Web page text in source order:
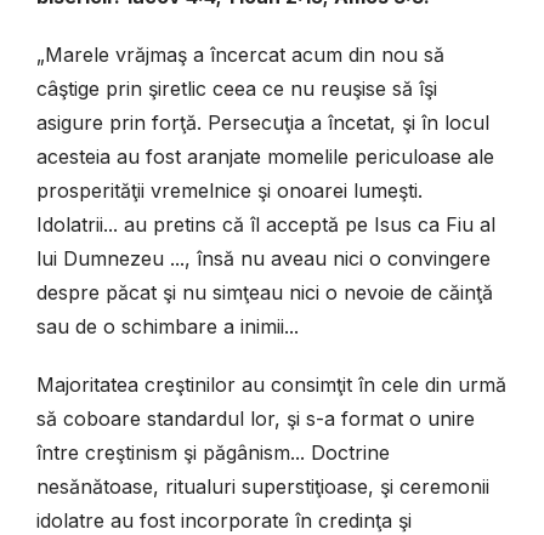
„Marele vrăjmaş a încercat acum din nou să
câştige prin şiretlic ceea ce nu reuşise să îşi
asigure prin forţă. Persecuţia a încetat, şi în locul
acesteia au fost aranjate momelile periculoase ale
prosperităţii vremelnice şi onoarei lumeşti.
Idolatrii... au pretins că îl acceptă pe Isus ca Fiu al
lui Dumnezeu ..., însă nu aveau nici o convingere
despre păcat şi nu simţeau nici o nevoie de căinţă
sau de o schimbare a inimii...
Majoritatea creştinilor au consimţit în cele din urmă
să coboare standardul lor, şi s-a format o unire
între creştinism şi păgânism... Doctrine
nesănătoase, ritualuri superstiţioase, şi ceremonii
idolatre au fost incorporate în credinţa şi